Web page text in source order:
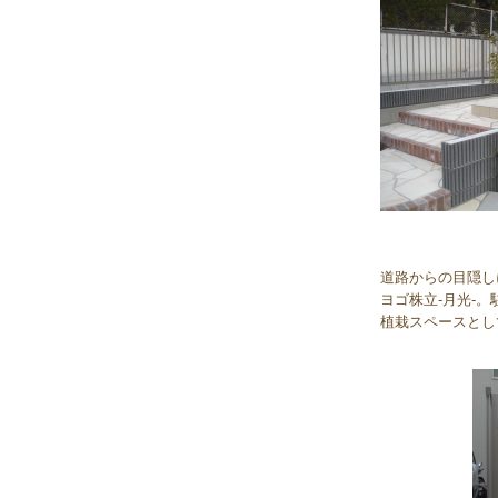
道路からの目隠
ヨゴ株立-月光-。
植栽スペースと